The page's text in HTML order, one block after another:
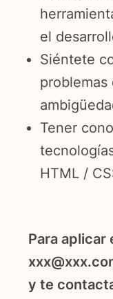
el
Siéntete
Tener
HTML /
Para aplicar
y te